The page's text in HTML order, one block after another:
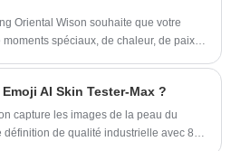
utilisons ces connaissances pour
client. , et nous existons pour aider
Oriental Wison souhaite que votre
spéciaux, de chaleur, de paix et
AI Skin Tester-Max ?
capture les images de la peau du
définition de qualité industrielle avec 8